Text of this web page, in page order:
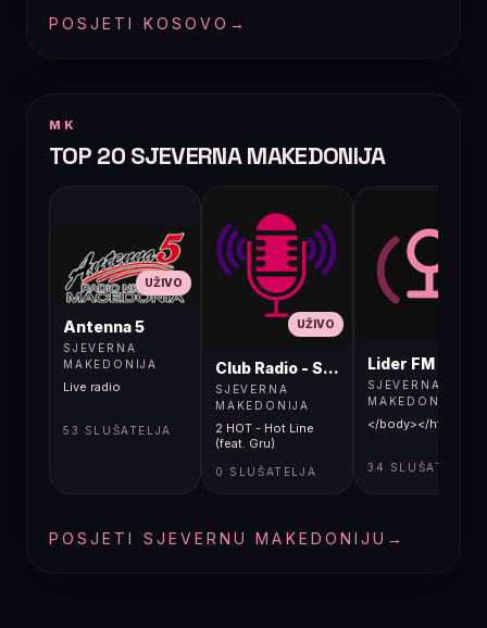
POSJETI KOSOVO →
MK
TOP 20 SJEVERNA MAKEDONIJA
UŽIVO
Antenna 5
SJEVERNA
MAKEDONIJA
Live radio
53 SLUŠATELJA
UŽIVO
Club Radio - Skopje, Mcedonia
SJEVERNA
MAKEDONIJA
2 HOT - Hot Line
(feat. Gru)
0 SLUŠATELJA
Lider FM 107,4
SJEVERNA
MAKEDONIJA
</body></html>
34 SLUŠATELJA
POSJETI SJEVERNU MAKEDONIJU →